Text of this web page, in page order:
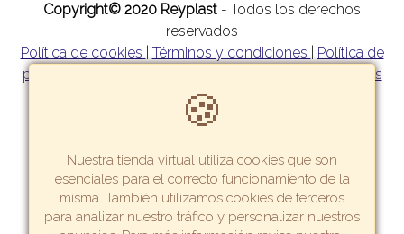
Copyright© 2020 Reyplast - Todos los derechos
reservados
Política de cookies
Términos y condiciones
Política de
privacidad
Formas
Tarifas y zonas de reparto
🍪
Nuestra tienda virtual utiliza cookies que son
esenciales para el correcto funcionamiento de la
misma. También utilizamos cookies de terceros
para analizar nuestro tráfico y personalizar nuestros